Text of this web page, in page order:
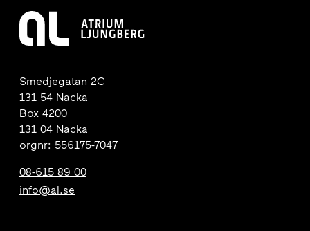
Smedjegatan 2C
131 54 Nacka
Box 4200
131 04 Nacka
orgnr: 556175-7047
08-615 89 00
info@al.se